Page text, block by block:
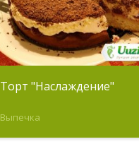
Торт "Наслаждение"
Выпечка